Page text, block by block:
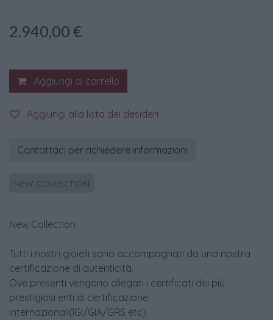
2.940,00 €
Aggiungi al carrello
Aggiungi alla lista dei desideri
Contattaci per richiedere informazioni
NEW COLLECTION
New Collection
Tutti i nostri gioielli sono accompagnati da una nostra
certificazione di autenticità.
Ove presenti vengono allegati i certificati dei più
prestigiosi enti di certificazione
internazionali(IGI/GIA/GRS etc).